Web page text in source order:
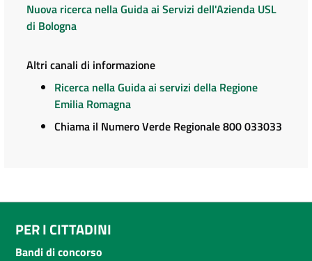
Nuova ricerca nella Guida ai Servizi dell'Azienda USL
di Bologna
Altri canali di informazione
Ricerca nella Guida ai servizi della Regione
Emilia Romagna
Chiama il Numero Verde Regionale 800 033033
PER I CITTADINI
Bandi di concorso